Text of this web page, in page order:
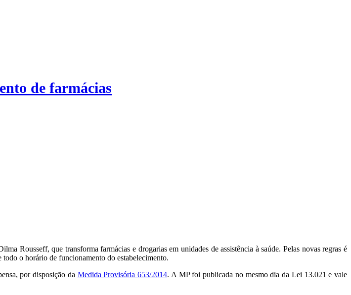
de farmácias
Rousseff, que transforma farmácias e drogarias em unidades de assistência à saúde. Pelas novas regras é
o horário de funcionamento do estabelecimento.
por disposição da Medida Provisória 653/2014. A MP foi publicada no mesmo dia da Lei 13.021 e vale